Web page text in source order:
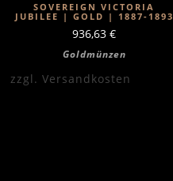
SOVEREIGN VICTORIA
JUBILEE | GOLD | 1887-1893
936,63 €
Goldmünzen
zzgl. Versandkosten